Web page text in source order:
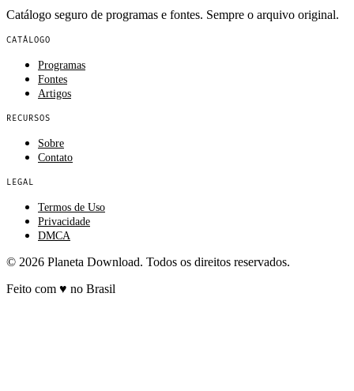
Catálogo seguro de programas e fontes. Sempre o arquivo original.
CATÁLOGO
Programas
Fontes
Artigos
RECURSOS
Sobre
Contato
LEGAL
Termos de Uso
Privacidade
DMCA
© 2026 Planeta Download. Todos os direitos reservados.
Feito com ♥ no Brasil